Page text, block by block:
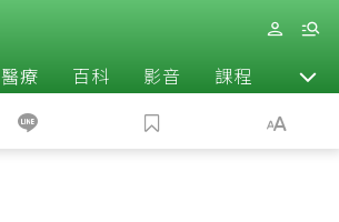
醫療 百科 影音 課程 退休